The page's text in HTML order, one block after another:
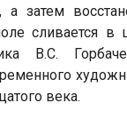
затем
сливается в
В.С.
века.